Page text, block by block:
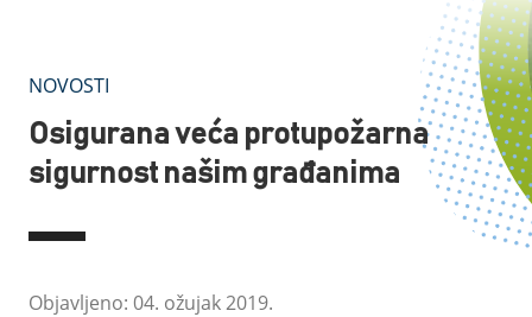
NOVOSTI
Osigurana veća protupožarna
sigurnost našim građanima
Objavljeno: 04. ožujak 2019.